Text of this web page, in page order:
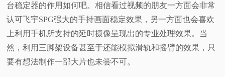
台稳定器的作用如何吧。相信看过视频的朋友一方面会非常
认可飞宇SPG强大的手持画面稳定效果，另一方面也会喜欢
上利用手机所支持的延时摄像呈现出的专业处理效果。当
然，利用三脚架设备甚至于还能模拟滑轨和摇臂的效果，只
要有想法制作一部大片也未尝不可。